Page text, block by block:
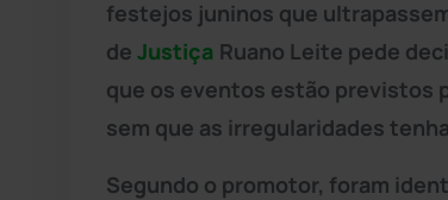
festejos juninos que
de Justiça Ruano Leite pede
que os eventos estão previstos
sem que as irregularidades
Segundo o promotor, foram